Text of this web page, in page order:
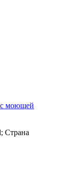
с моющей
Страна